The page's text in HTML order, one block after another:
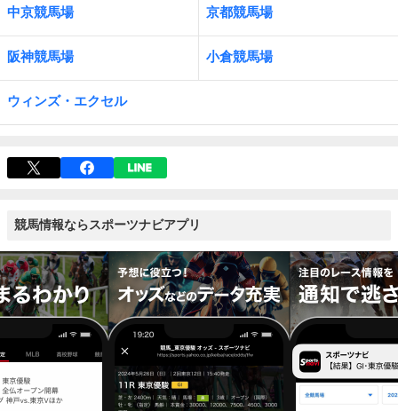
中京競馬場 京都競馬場
阪神競馬場 小倉競馬場
ウィンズ・エクセル
競馬情報ならスポーツナビアプリ